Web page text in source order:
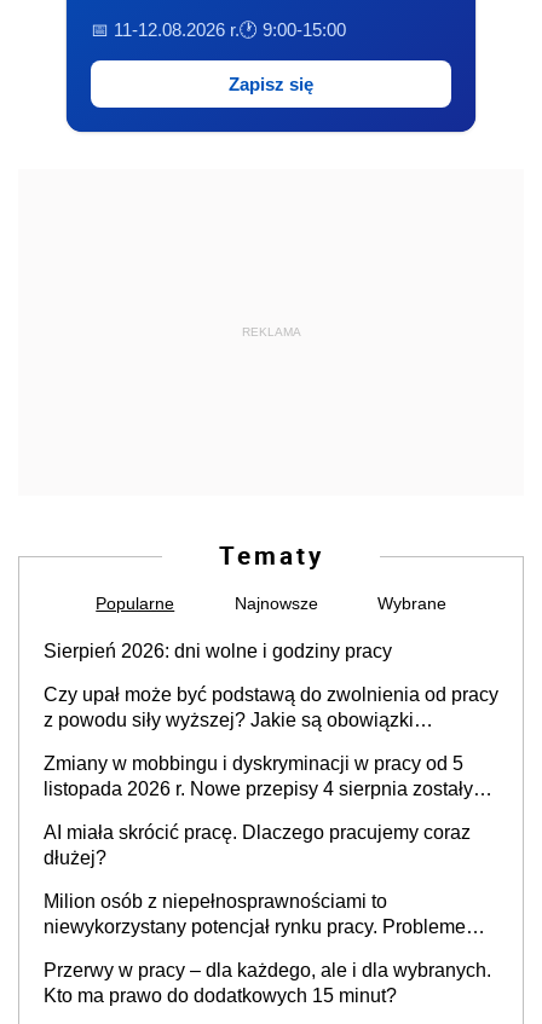
📅 11-12.08.2026 r.🕐 9:00-15:00
Zapisz się
REKLAMA
Tematy
Popularne Najnowsze Wybrane
Sierpień 2026: dni wolne i godziny pracy
Czy upał może być podstawą do zwolnienia od pracy
z powodu siły wyższej? Jakie są obowiązki
Zmiany w mobbingu i dyskryminacji w pracy od 5
listopada 2026 r. Nowe przepisy 4 sierpnia zostały
AI miała skrócić pracę. Dlaczego pracujemy coraz
dłużej?
Milion osób z niepełnosprawnościami to
niewykorzystany potencjał rynku pracy. Problemem
refundacji, ale bariery po stronie systemu i
świadomości pracodawców [WYWIAD]
Przerwy w pracy – dla każdego, ale i dla wybranych.
Kto ma prawo do dodatkowych 15 minut?